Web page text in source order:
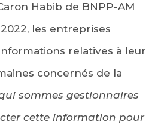
Habib de BNPP-AM
les entreprises
relatives à leur
concernés de la
sommes gestionnaires
cette information pour